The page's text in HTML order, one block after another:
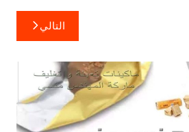
التالي